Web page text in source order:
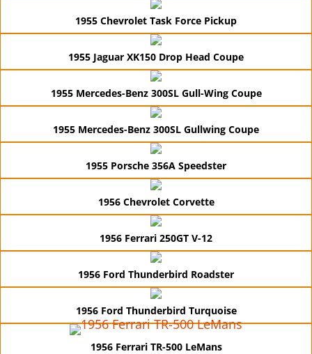
1955 Chevrolet Task Force Pickup
1955 Jaguar XK150 Drop Head Coupe
1955 Mercedes-Benz 300SL Gull-Wing Coupe
1955 Mercedes-Benz 300SL Gullwing Coupe
1955 Porsche 356A Speedster
1956 Chevrolet Corvette
1956 Ferrari 250GT V-12
1956 Ford Thunderbird Roadster
1956 Ford Thunderbird Turquoise
1956 Ferrari TR-500 LeMans